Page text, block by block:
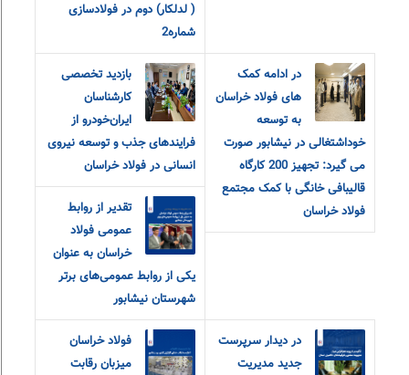
( لدلکار) دوم در فولادسازی
شماره2
در ادامه کمک
های فولاد خراسان
به توسعه
خوداشتغالی در نیشابور صورت
می گیرد: تجهیز 200 کارگاه
قالیبافی خانگی با کمک مجتمع
فولاد خراسان
بازدید تخصصی
کارشناسان
ایران‌خودرو از
فرایندهای جذب و توسعه نیروی
انسانی در فولاد خراسان
تقدیر از روابط‌
عمومی فولاد
خراسان به عنوان
یکی از روابط‌ عمومی‌های برتر
شهرستان نیشابور
در دیدار سرپرست
جدید مدیریت
فولاد خراسان
میزبان رقابت